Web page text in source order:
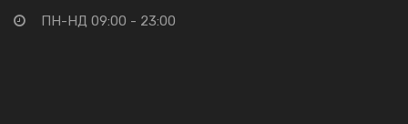
ПН-НД 09:00 - 23:00